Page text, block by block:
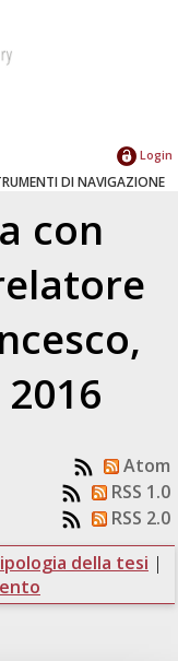
Login
DI NAVIGAZIONE
con
,
Atom
RSS 1.0
RSS 2.0
della tesi |